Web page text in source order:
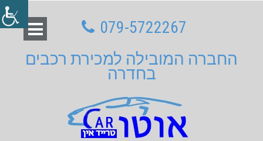
079-5722267
החברה המובילה למכירת רכבים
בחדרה